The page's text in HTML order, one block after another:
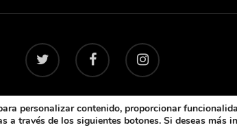
personalizar contenido, proporcionar
través de los siguientes botones. Si deseas más